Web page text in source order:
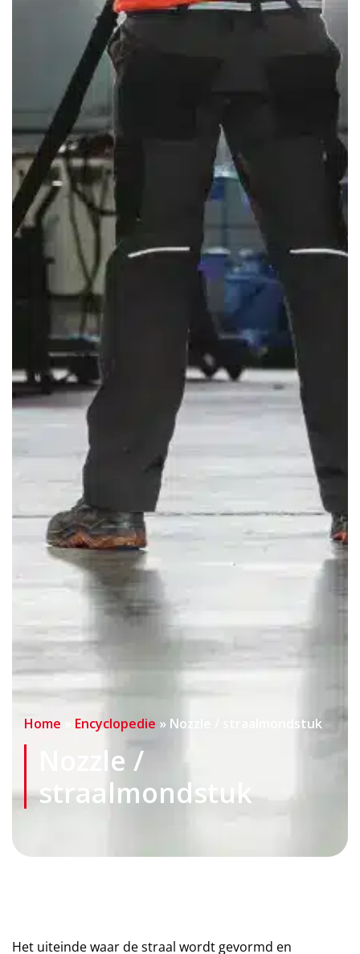
Home Encyclopedie » Nozzle / straalmondstuk
Nozzle /
straalmondstuk
Het uiteinde waar de straal wordt gevormd en